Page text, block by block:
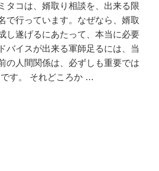
タコは、婿取り相談を、出来る限
で行っています。なぜなら、婿取
し遂げるにあたって、本当に必要
バイスが出来る軍師足るには、当
の人間関係は、必ずしも重要では
す。 それどころか …